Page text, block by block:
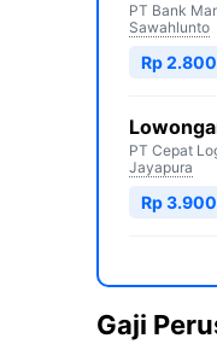
PT Bank
Sawahlunto
Rp
PT Cepat
Jayapura
Rp
Gaji